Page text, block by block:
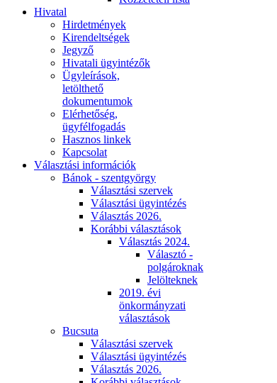
Hivatal
Hirdetmények
Kirendeltségek
Jegyző
Hivatali ügyintézők
Ügyleírások,
letölthető
dokumentumok
Elérhetőség,
ügyfélfogadás
Hasznos linkek
Kapcsolat
Választási információk
Bánok - szentgyörgy
Választási szervek
Választási ügyintézés
Választás 2026.
Korábbi választások
Választás 2024.
Választó -
polgároknak
Jelölteknek
2019. évi
önkormányzati
választások
Bucsuta
Választási szervek
Választási ügyintézés
Választás 2026.